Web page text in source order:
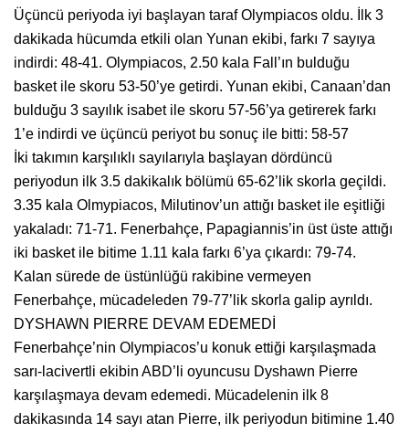
Üçüncü periyoda iyi başlayan taraf Olympiacos oldu. İlk 3
dakikada hücumda etkili olan Yunan ekibi, farkı 7 sayıya
indirdi: 48-41. Olympiacos, 2.50 kala Fall’ın bulduğu
basket ile skoru 53-50’ye getirdi. Yunan ekibi, Canaan’dan
bulduğu 3 sayılık isabet ile skoru 57-56’ya getirerek farkı
1’e indirdi ve üçüncü periyot bu sonuç ile bitti: 58-57
İki takımın karşılıklı sayılarıyla başlayan dördüncü
periyodun ilk 3.5 dakikalık bölümü 65-62’lik skorla geçildi.
3.35 kala Olmypiacos, Milutinov’un attığı basket ile eşitliği
yakaladı: 71-71. Fenerbahçe, Papagiannis’in üst üste attığı
iki basket ile bitime 1.11 kala farkı 6’ya çıkardı: 79-74.
Kalan sürede de üstünlüğü rakibine vermeyen
Fenerbahçe, mücadeleden 79-77’lik skorla galip ayrıldı.
DYSHAWN PIERRE DEVAM EDEMEDİ
Fenerbahçe’nin Olympiacos’u konuk ettiği karşılaşmada
sarı-lacivertli ekibin ABD’li oyuncusu Dyshawn Pierre
karşılaşmaya devam edemedi. Mücadelenin ilk 8
dakikasında 14 sayı atan Pierre, ilk periyodun bitimine 1.40